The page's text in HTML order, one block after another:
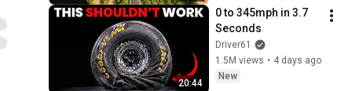
20:44
0 to 345mph in 3.7
Seconds
Driver61
1.5M views • 4 days ago
New